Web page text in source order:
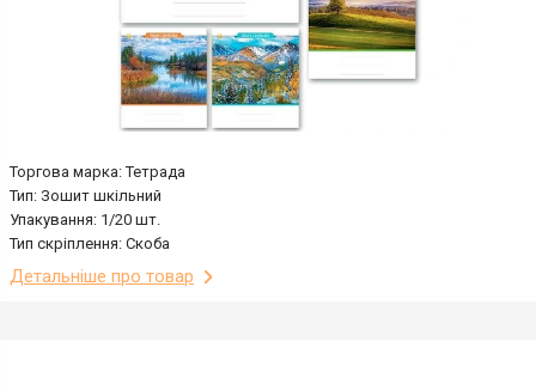
Торгова марка: Тетрада
Тип: Зошит шкільний
Упакування: 1/20 шт.
Тип скріплення: Скоба
Детальніше про товар